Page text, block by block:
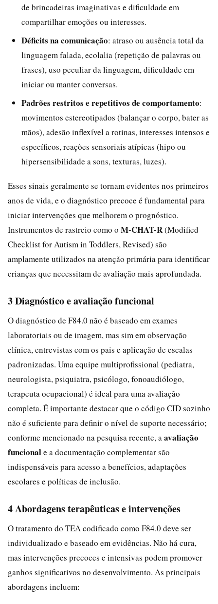
de brincadeiras imaginativas e dificuldade em
compartilhar emoções ou interesses.
Déficits na comunicação: atraso ou ausência total da
linguagem falada, ecolalia (repetição de palavras ou
frases), uso peculiar da linguagem, dificuldade em
iniciar ou manter conversas.
Padrões restritos e repetitivos de comportamento:
movimentos estereotipados (balançar o corpo, bater as
mãos), adesão inflexível a rotinas, interesses intensos e
específicos, reações sensoriais atípicas (hipo ou
hipersensibilidade a sons, texturas, luzes).
Esses sinais geralmente se tornam evidentes nos primeiros
anos de vida, e o diagnóstico precoce é fundamental para
iniciar intervenções que melhorem o prognóstico.
Instrumentos de rastreio como o M-CHAT-R(Modified
Checklist for Autism in Toddlers, Revised) são
amplamente utilizados na atenção primária para identificar
crianças que necessitam de avaliação mais aprofundada.
3 Diagnóstico e avaliação funcional
O diagnóstico de F84.0 não é baseado em exames
laboratoriais ou de imagem, mas sim em observação
clínica, entrevistas com os pais e aplicação de escalas
padronizadas. Uma equipe multiprofissional (pediatra,
neurologista, psiquiatra, psicólogo, fonoaudiólogo,
terapeuta ocupacional) é ideal para uma avaliação
completa. É importante destacar que o código CID sozinho
não é suficiente para definir o nível de suporte necessário;
conforme mencionado na pesquisa recente, a avaliação
funcionale a documentação complementar são
indispensáveis para acesso a benefícios, adaptações
escolares e políticas de inclusão.
4 Abordagens terapêuticas e intervenções
O tratamento do TEA codificado como F84.0 deve ser
individualizado e baseado em evidências. Não há cura,
mas intervenções precoces e intensivas podem promover
ganhos significativos no desenvolvimento. As principais
abordagens incluem: